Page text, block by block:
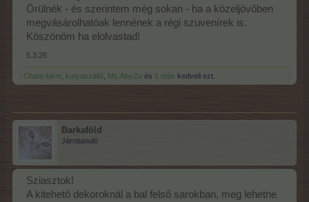
Örülnék - és szerintem még sokan - ha a közeljövőben
megvásárolhatóak lennének a régi szuvenírek is.
Köszönöm ha elolvastad!
5.3.26
Chate-farm kutyaszálló Ms.AbyZu és 5 más kedveli ezt.
Barkaföld
Járnitanuló
Sziasztok!
A kitehető dekoroknál a bal felső sarokban, meg lehetne